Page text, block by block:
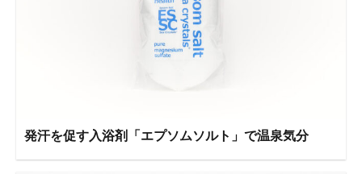
発汗を促す入浴剤「エプソムソルト」で温泉気分